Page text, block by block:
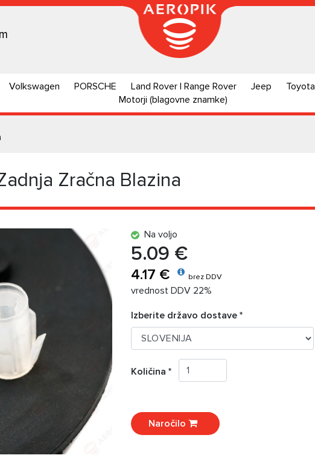
Volkswagen PORSCHE Land Rover | Range Rover Jeep Toyota
Motorji (blagovne znamke)
Zračna Blazina
Na voljo
5.09 €
4.17 € brez DDV
vrednost DDV 22%
Izberite državo dostave *
Količina *
Naročilo